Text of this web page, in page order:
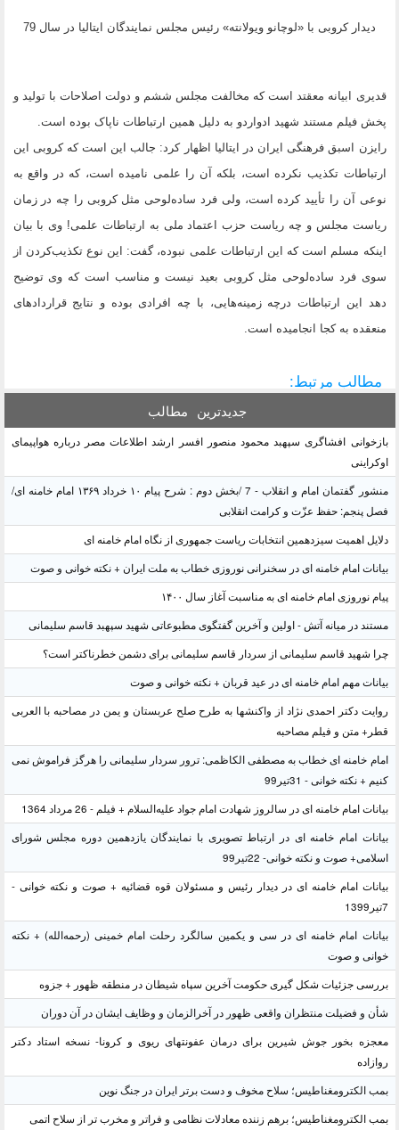
دیدار کروبی با «لوچانو ویولانته» رئیس مجلس نمایندگان ایتالیا در سال 79
قدیری ابیانه معقتد است که مخالفت مجلس ششم و دولت اصلاحات با تولید و
پخش فیلم مستند شهید ادواردو به دلیل همین ارتباطات ناپاک بوده است.
رایزن اسبق فرهنگی ایران در ایتالیا اظهار کرد: جالب این است که کروبی این
ارتباطات تکذیب نکرده است، بلکه آن را علمی نامیده است، که در واقع به
نوعی آن را تأیید کرده است، ولی فرد ساده‌لوحی مثل کروبی را چه در زمان
ریاست مجلس و چه ریاست حزب اعتماد ملی به ارتباطات علمی! وی با بیان
اینکه مسلم است که این ارتباطات علمی نبوده، گفت: این نوع تکذیب‌کردن از
سوی فرد ساده‌لوحی مثل کروبی بعید نیست و مناسب است که وی توضیح
دهد این ارتباطات درچه زمینه‌هایی، با چه افرادی بوده و نتایج قراردادهای
منعقده به کجا انجامیده است.
مطالب مرتبط:
جدیدترین مطالب
بازخوانی افشاگری سپهبد محمود منصور افسر ارشد اطلاعات مصر درباره هواپیمای
اوکراینی
منشور گفتمان امام و انقلاب - 7 /بخش دوم : شرح پیام ۱۰ خرداد ۱۳۶۹ امام خامنه ای/
فصل پنجم: حفظ عزّت و کرامت انقلابی
دلایل اهمیت سیزدهمین انتخابات ریاست جمهوری از نگاه امام خامنه ای
بیانات امام خامنه ای در سخنرانی نوروزی خطاب به ملت ایران + نکته خوانی و صوت
پیام نوروزی امام خامنه ای به مناسبت آغاز سال ۱۴۰۰
مستند در میانه آتش - اولین و آخرین گفتگوی مطبوعاتی شهید سپهبد قاسم سلیمانی
چرا شهید قاسم سلیمانی از سردار قاسم سلیمانی برای دشمن خطرناکتر است؟
بیانات مهم امام خامنه ای در عید قربان + نکته خوانی و صوت
روایت دکتر احمدی نژاد از واکنشها به طرح صلح عربستان و یمن در مصاحبه با العربی
قطر+ متن و فیلم مصاحبه
امام خامنه ای خطاب به مصطفی الکاظمی: ترور سردار سلیمانی را هرگز فراموش نمی
کنیم + نکته خوانی - 31تیر99
بیانات امام خامنه ای در سالروز شهادت امام جواد علیه‌السلام + فیلم - 26 مرداد 1364
بیانات امام خامنه ای در ارتباط تصویری با نمایندگان یازدهمین دوره مجلس شورای
اسلامی+ صوت و نکته خوانی- 22تیر99
بیانات امام خامنه ای در دیدار رئیس و مسئولان قوه قضائیه + صوت و نکته خوانی -
7تیر1399
بیانات امام خامنه ای در سی و یکمین سالگرد رحلت امام خمینی (رحمه‌الله) + نکته
خوانی و صوت
بررسی جزئیات شکل گیری حکومت آخرین سپاه شیطان در منطقه ظهور + جزوه
شأن و فضیلت منتظران واقعی ظهور در آخرالزمان و وظایف ایشان در آن دوران
معجزه بخور جوش شیرین برای درمان عفونتهای ریوی و کرونا- نسخه استاد دکتر
روازاده
بمب الکترومغناطیس؛ سلاح مخوف و دست برتر ایران در جنگ نوین
بمب الکترومغناطیس؛ برهم زننده معادلات نظامی و فراتر و مخرب تر از سلاح اتمی